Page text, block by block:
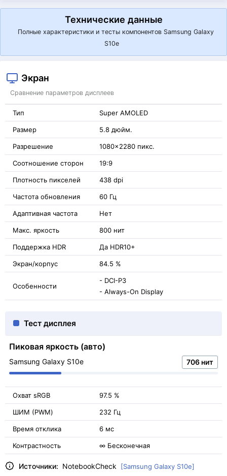
Технические данные
Полные характеристики и тесты компонентов Samsung Galaxy
S10e
Экран
Сравнение параметров дисплеев
Тип Super AMOLED
Размер 5.8 дюйм.
Разрешение 1080x2280 пикс.
Соотношение сторон 19:9
Плотность пикселей 438 dpi
Частота обновления 60 Гц
Адаптивная частота Нет
Макс. яркость 800 нит
Поддержка HDR Да HDR10+
Экран/корпус 84.5 %
Особенности
- DCI-P3
- Always-On Display
Тест дисплея
Пиковая яркость (авто)
Samsung Galaxy S10e 706 нит
Охват sRGB 97.5 %
ШИМ (PWM) 232 Гц
Время отклика 6 мс
Контрастность ∞ Бесконечная
Источники: NotebookCheck [Samsung Galaxy S10e]